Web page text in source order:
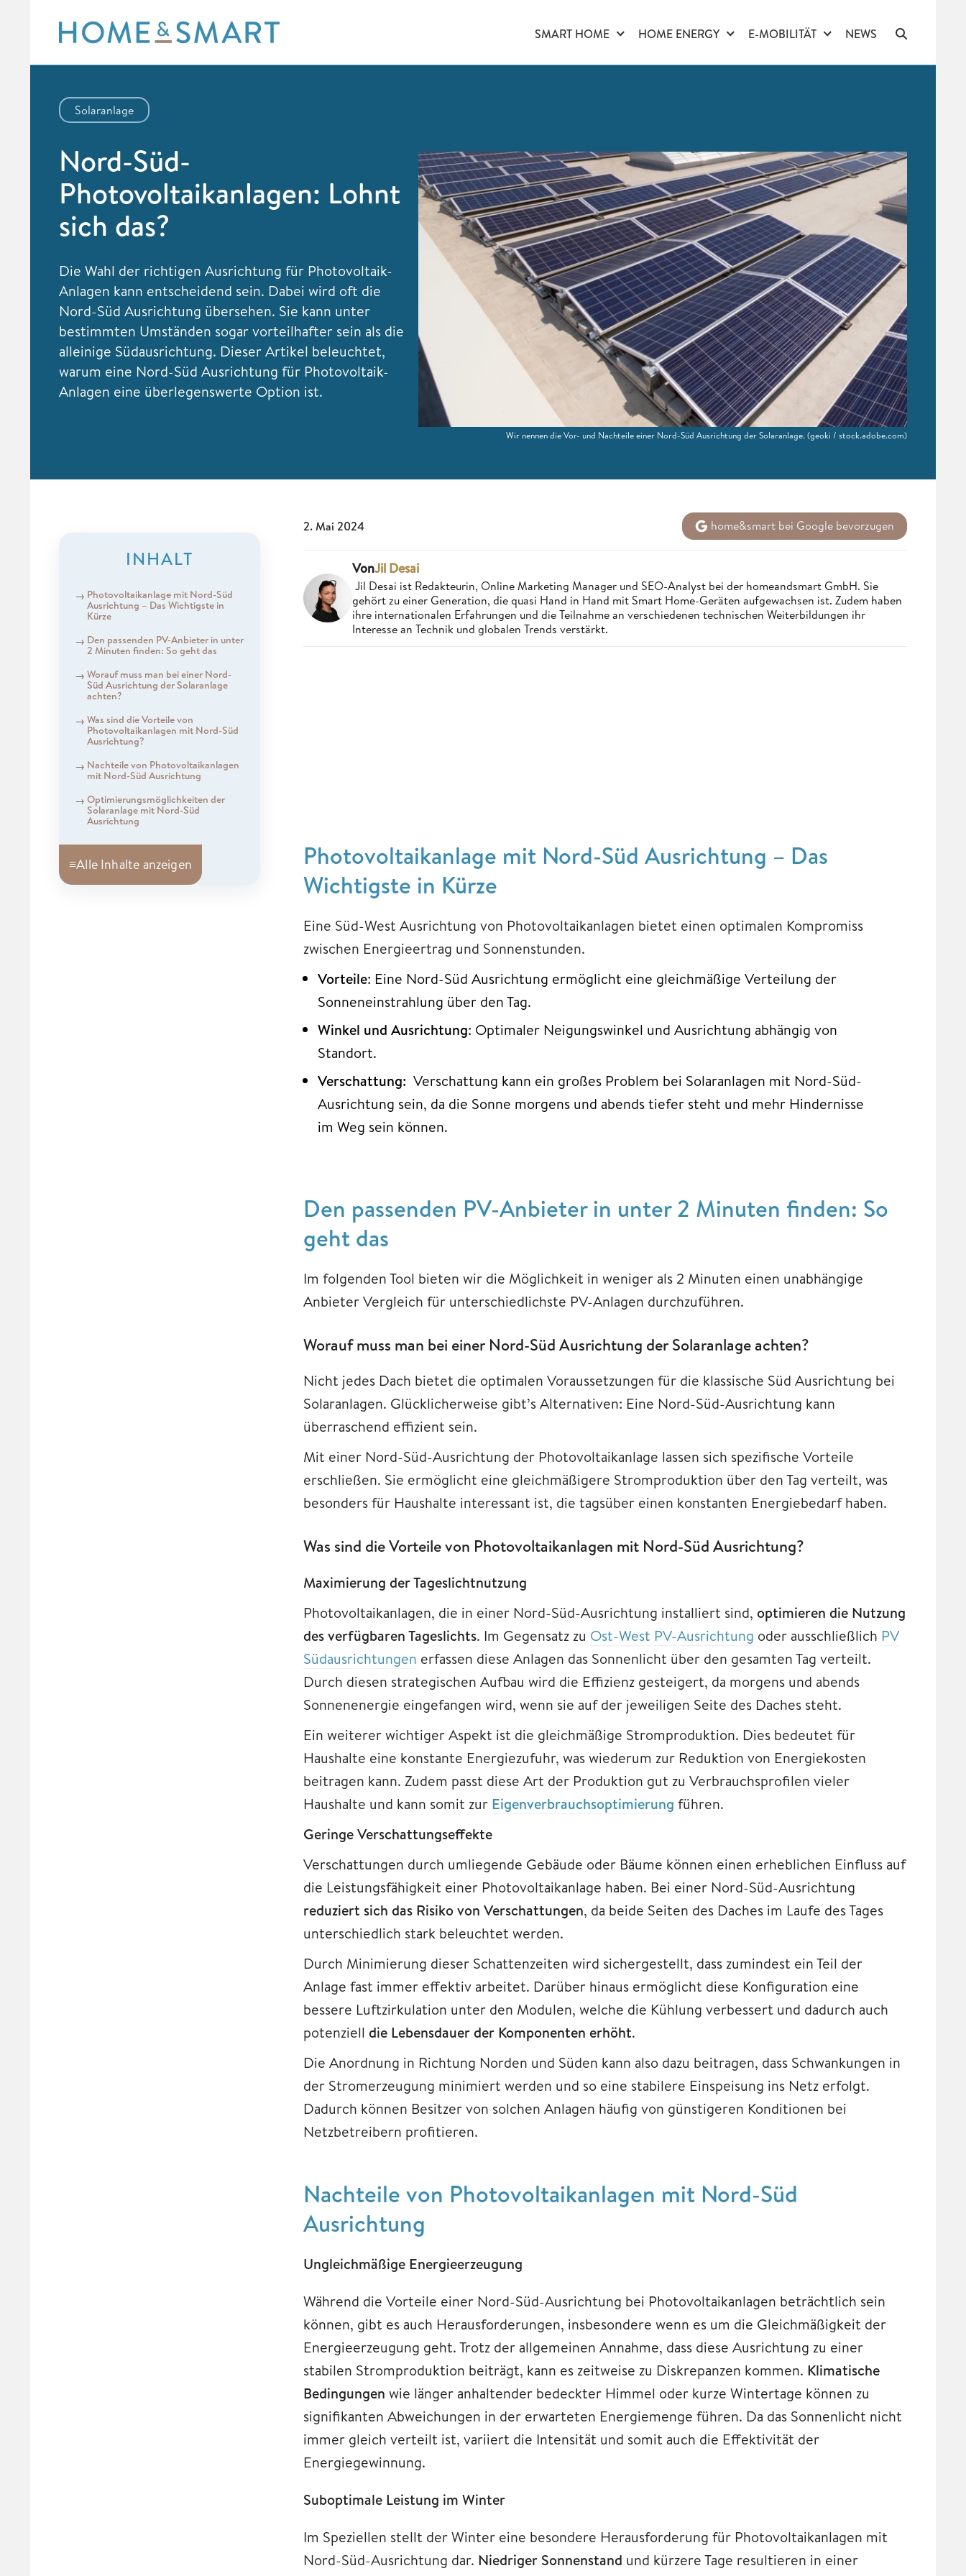
content
SMART HOME HOME ENERGY E-MOBILITÄT NEWS
Solaranlage
Nord-Süd-
Photovoltaikanlagen: Lohnt
sich das?
Die Wahl der richtigen Ausrichtung für Photovoltaik-
Anlagen kann entscheidend sein. Dabei wird oft die
Nord-Süd Ausrichtung übersehen. Sie kann unter
bestimmten Umständen sogar vorteilhafter sein als die
alleinige Südausrichtung. Dieser Artikel beleuchtet,
warum eine Nord-Süd Ausrichtung für Photovoltaik-
Anlagen eine überlegenswerte Option ist.
Wir nennen die Vor- und Nachteile einer Nord-Süd Ausrichtung der Solaranlage.(geoki / stock.adobe.com)
INHALT
Photovoltaikanlage mit Nord-Süd
Ausrichtung – Das Wichtigste in
Kürze
Den passenden PV-Anbieter in unter
2 Minuten finden: So geht das
Worauf muss man bei einer Nord-
Süd Ausrichtung der Solaranlage
achten?
Was sind die Vorteile von
Photovoltaikanlagen mit Nord-Süd
Ausrichtung?
Nachteile von Photovoltaikanlagen
mit Nord-Süd Ausrichtung
Optimierungsmöglichkeiten der
Solaranlage mit Nord-Süd
Ausrichtung
≡Alle Inhalte anzeigen
2. Mai 2024 home&smart bei Google bevorzugen
VonJil Desai
Jil Desai ist Redakteurin, Online Marketing Manager und SEO-Analyst bei der homeandsmart GmbH. Sie
gehört zu einer Generation, die quasi Hand in Hand mit Smart Home-Geräten aufgewachsen ist. Zudem haben
ihre internationalen Erfahrungen und die Teilnahme an verschiedenen technischen Weiterbildungen ihr
Interesse an Technik und globalen Trends verstärkt.
Photovoltaikanlage mit Nord-Süd Ausrichtung – Das
Wichtigste in Kürze
Eine Süd-West Ausrichtung von Photovoltaikanlagen bietet einen optimalen Kompromiss
zwischen Energieertrag und Sonnenstunden.
Vorteile: Eine Nord-Süd Ausrichtung ermöglicht eine gleichmäßige Verteilung der
Sonneneinstrahlung über den Tag.
Winkel und Ausrichtung: Optimaler Neigungswinkel und Ausrichtung abhängig von
Standort.
Verschattung: Verschattung kann ein großes Problem bei Solaranlagen mit Nord-Süd-
Ausrichtung sein, da die Sonne morgens und abends tiefer steht und mehr Hindernisse
im Weg sein können.
Den passenden PV-Anbieter in unter 2 Minuten finden: So
geht das
Im folgenden Tool bieten wir die Möglichkeit in weniger als 2 Minuten einen unabhängige
Anbieter Vergleich für unterschiedlichste PV-Anlagen durchzuführen.
Worauf muss man bei einer Nord-Süd Ausrichtung der Solaranlage achten?
Nicht jedes Dach bietet die optimalen Voraussetzungen für die klassische Süd Ausrichtung bei
Solaranlagen. Glücklicherweise gibt’s Alternativen: Eine Nord-Süd-Ausrichtung kann
überraschend effizient sein.
Mit einer Nord-Süd-Ausrichtung der Photovoltaikanlage lassen sich spezifische Vorteile
erschließen. Sie ermöglicht eine gleichmäßigere Stromproduktion über den Tag verteilt, was
besonders für Haushalte interessant ist, die tagsüber einen konstanten Energiebedarf haben.
Was sind die Vorteile von Photovoltaikanlagen mit Nord-Süd Ausrichtung?
Maximierung der Tageslichtnutzung
Photovoltaikanlagen, die in einer Nord-Süd-Ausrichtung installiert sind, optimieren die Nutzung
des verfügbaren Tageslichts. Im Gegensatz zu Ost-West PV-Ausrichtung oder ausschließlich PV
Südausrichtungen erfassen diese Anlagen das Sonnenlicht über den gesamten Tag verteilt.
Durch diesen strategischen Aufbau wird die Effizienz gesteigert, da morgens und abends
Sonnenenergie eingefangen wird, wenn sie auf der jeweiligen Seite des Daches steht.
Ein weiterer wichtiger Aspekt ist die gleichmäßige Stromproduktion. Dies bedeutet für
Haushalte eine konstante Energiezufuhr, was wiederum zur Reduktion von Energiekosten
beitragen kann. Zudem passt diese Art der Produktion gut zu Verbrauchsprofilen vieler
Haushalte und kann somit zur Eigenverbrauchsoptimierung führen.
Geringe Verschattungseffekte
Verschattungen durch umliegende Gebäude oder Bäume können einen erheblichen Einfluss auf
die Leistungsfähigkeit einer Photovoltaikanlage haben. Bei einer Nord-Süd-Ausrichtung
reduziert sich das Risiko von Verschattungen, da beide Seiten des Daches im Laufe des Tages
unterschiedlich stark beleuchtet werden.
Durch Minimierung dieser Schattenzeiten wird sichergestellt, dass zumindest ein Teil der
Anlage fast immer effektiv arbeitet. Darüber hinaus ermöglicht diese Konfiguration eine
bessere Luftzirkulation unter den Modulen, welche die Kühlung verbessert und dadurch auch
potenziell die Lebensdauer der Komponenten erhöht.
Die Anordnung in Richtung Norden und Süden kann also dazu beitragen, dass Schwankungen in
der Stromerzeugung minimiert werden und so eine stabilere Einspeisung ins Netz erfolgt.
Dadurch können Besitzer von solchen Anlagen häufig von günstigeren Konditionen bei
Netzbetreibern profitieren.
Nachteile von Photovoltaikanlagen mit Nord-Süd
Ausrichtung
Ungleichmäßige Energieerzeugung
Während die Vorteile einer Nord-Süd-Ausrichtung bei Photovoltaikanlagen beträchtlich sein
können, gibt es auch Herausforderungen, insbesondere wenn es um die Gleichmäßigkeit der
Energieerzeugung geht. Trotz der allgemeinen Annahme, dass diese Ausrichtung zu einer
stabilen Stromproduktion beiträgt, kann es zeitweise zu Diskrepanzen kommen. Klimatische
Bedingungen wie länger anhaltender bedeckter Himmel oder kurze Wintertage können zu
signifikanten Abweichungen in der erwarteten Energiemenge führen. Da das Sonnenlicht nicht
immer gleich verteilt ist, variiert die Intensität und somit auch die Effektivität der
Energiegewinnung.
Suboptimale Leistung im Winter
Im Speziellen stellt der Winter eine besondere Herausforderung für Photovoltaikanlagen mit
Nord-Süd-Ausrichtung dar. Niedriger Sonnenstand und kürzere Tage resultieren in einer